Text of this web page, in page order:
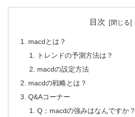
目次
macdとは？
トレンドの予測方法は？
macdの設定方法
macdの戦略とは？
Q&Aコーナー
Q：macdの強みはなんですか？